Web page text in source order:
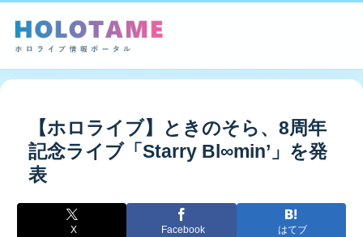
【ホロライブ】ときのそら、8周年
記念ライブ「Starry Bl∞min’」を発
表
X Facebook はてブ